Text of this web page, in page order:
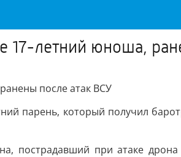
17-летний юноша,
после атак ВСУ
парень, который получил
пострадавший при атаке